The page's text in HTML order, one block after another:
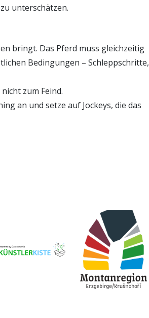
unterschätzen.
bringt. Das Pferd muss gleichzeitig
Bedingungen – Schleppschritte,
zum Feind.
an und setze auf Jockeys, die das